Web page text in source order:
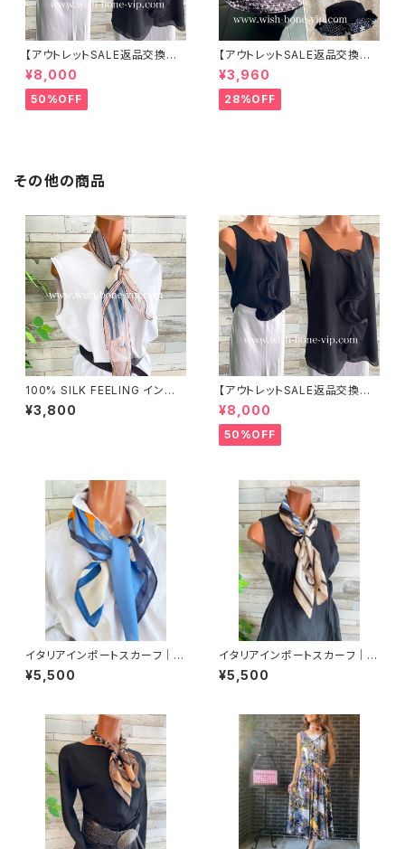
【アウトレットSALE返品交換不
可8/20まで】イタリア製 CASA
DEILUCA ITALY｜前フリル＆B
IGフリルトップス /ブラック
¥8,000
50%OFF
【アウトレットSALE返品交換不
可8/20まで】ワッフル立体フラワ
ー＆無地 2way リバーシブルハ
ット・ワイヤー入り変形ハット・フ
ラワー帽子【ブラック】
¥3,960
28%OFF
その他の商品
100% SILK FEELING インポ
ートスカーフ｜ 透けシフォンス
カーフ・アレンジ小さめスカー
¥3,800
【アウトレットSALE返品交換不
可8/20まで】イタリア製 CASA
DEILUCA ITALY｜前フリル＆B
IGフリルトップス /ブラック
¥8,000
50%OFF
イタリアインポートスカーフ｜小
さめスカーフ ツヤスカーフ・SIL
K風 バッグスカーフ/ブルー系フ
¥5,500
イタリアインポートスカーフ｜小
さめツヤスカーフ・SILK風 バッ
グスカーフ/ブルーストライプ・チ
¥5,500